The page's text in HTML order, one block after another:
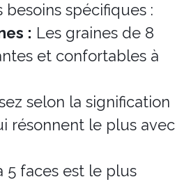
spécifiques :
: Les graines de 8
et confortables à
selon la signification
résonnent le plus avec
5 faces est le plus